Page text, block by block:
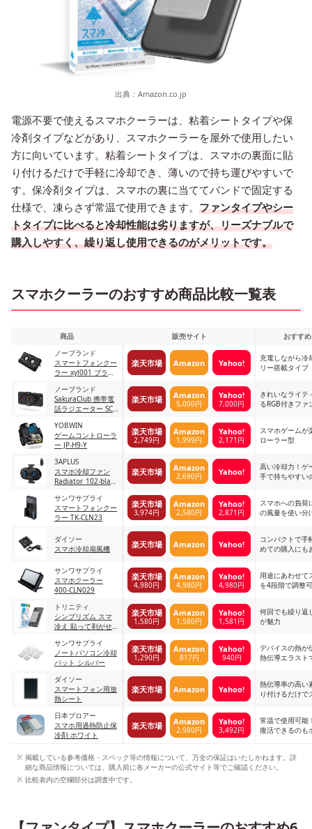
出典： Amazon.co.jp
電源不要で使えるスマホクーラーは、粘着シートタイプや保
冷剤タイプなどがあり、スマホクーラーを屋外で使用したい
方に向いています。粘着シートタイプは、スマホの裏面に貼
り付けるだけで手軽に冷却でき、薄いので持ち運びやすいで
す。保冷剤タイプは、スマホの裏に当ててバンドで固定する
仕様で、凍らさず常温で使用できます。 ファンタイプやシー
トタイプに比べると冷却性能は劣りますが、リーズナブルで
購入しやすく、繰り返し使用できるのがメリットです。
スマホクーラーのおすすめ商品比較一覧表
商品 販売サイト
おすす
ノーブランド
スマートフォンクー
ラー xyl001 ブラッ
楽天市場 Amazon Yahoo!
充電しながら冷
リー搭載タイプ
ノーブランド
SakuraClub 携帯電
話ラジエーター SC-
楽天市場 Amazon
5,000円
Yahoo!
7,000円
きれいなライテ
るRGB付きファ
YOBWIN
ゲームコントローラ
ー JP-H9-Y
楽天市場
2,749円
Amazon
1,999円
Yahoo!
2,171円
スマホゲームが
ローラー型
3APLUS
スマホ冷却ファン
Radiator_102-black
楽天市場 Amazon
2,690円 Yahoo!
高い冷却力！ゲ
手で持ちやすい
サンワサプライ
スマートフォンクー
ラー TK-CLN23
楽天市場
3,974円
Amazon
2,580円
Yahoo!
2,871円
スマホへの負荷
の風量を使い分
ダイソー
スマホ冷却扇風機
楽天市場 Amazon Yahoo!
コンパクトで手
めての購入にも
サンワサプライ
スマホクーラー
400-CLN029
楽天市場
4,980円
Amazon
4,980円
Yahoo!
4,980円
用途にあわせて
を4段階で調整
トリニティ
シンプリズム スマ
冷え 貼って剥がせ
却シート ホワイト
楽天市場
1,580円
Amazon
1,580円
Yahoo!
1,581円
何回でも繰り返
が魅力
サンワサプライ
ノートパソコン冷却
パット シルバー
楽天市場
1,290円
Amazon
817円
Yahoo!
940円
デバイスの熱が
熱伝導エラスト
ダイソー
スマートフォン用放
熱シート
楽天市場 Amazon Yahoo!
熱伝導率の高い
り付けるだけで
‎日本ブロアー
スマホ用過熱防止保
冷剤 ホワイト
楽天市場 Amazon
2,980円
Yahoo!
3,492円
常温で使用可能
復活できるのも
掲載している参考価格・スペック等の情報について、万全の保証はいたしかねます。詳
細な商品情報については、購入前に各メーカーの公式サイト等でご確認ください。
比較表内の空欄部分は調査中です。